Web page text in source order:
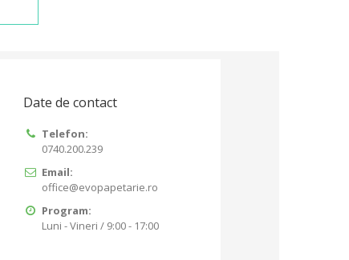
Date de contact
Telefon:
0740.200.239
Email:
office@evopapetarie.ro
Program:
Luni - Vineri / 9:00 - 17:00